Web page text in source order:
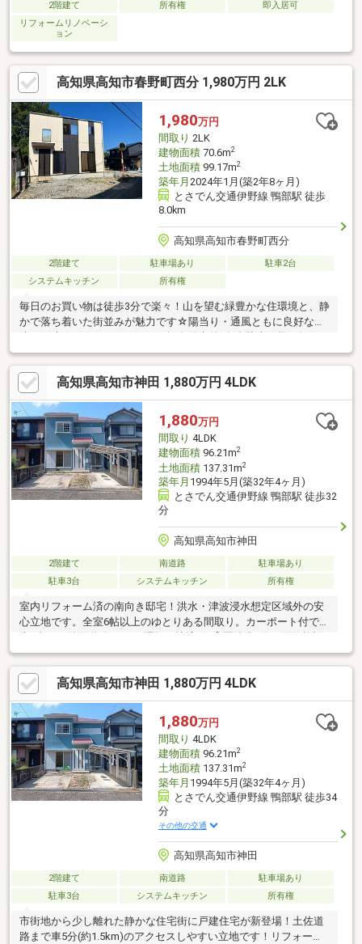
2階建て 所有権
即入居可
リフォームリノベーシ
ョン
高知県高知市春野町西分 1,980万円 2LK
1,980万円
間取り 2LK
建物面積70.6m2
土地面積99.17m2
築年月 2024年1月(築2年8ヶ月)
とさでん交通伊野線 鴨部駅 徒歩
8.0km
高知県高知市春野町西分
2階建て 駐車場あり
駐車2台
システムキッチン
所有権
毎日のお買い物は徒歩3分で楽々！山を望む緑豊かな住環境と、静
かで落ち着いた街並みが魅力です☆陽当り・通風ともに良好な築
浅一戸建て。カースペースは、軽自動車並列2台駐車可能で毎日の
生活も快適です♪
高知県高知市神田 1,880万円 4LDK
1,880万円
間取り 4LDK
建物面積96.21m2
土地面積137.31m2
築年月 1994年5月(築32年4ヶ月)
とさでん交通伊野線 鴨部駅 徒歩32
分
高知県高知市神田
2階建て 南道路
駐車場あり
駐車3台
システムキッチン 所有権
室内リフォーム済の南向き邸宅！洪水・津波浸水想定区域外の安
心立地です。全室6帖以上のゆとりある間取り。カーポート付で駐
も車5分圏内！
高知県高知市神田 1,880万円 4LDK
1,880万円
間取り 4LDK
建物面積96.21m2
土地面積137.31m2
築年月 1994年5月(築32年4ヶ月)
とさでん交通伊野線 鴨部駅 徒歩34
分
その他の交通
高知県高知市神田
2階建て 南道路
駐車場あり
駐車3台
システムキッチン 所有権
市街地から少し離れた静かな住宅街に戸建住宅が新登場！土佐道
路まで車5分(約1.5km)のアクセスしやすい立地です！リフォーム